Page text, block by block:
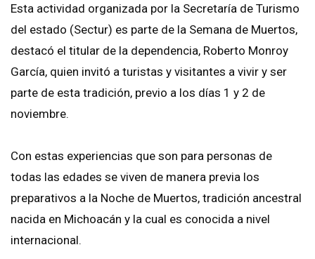
Esta actividad organizada por la Secretaría de Turismo
del estado (Sectur) es parte de la Semana de Muertos,
destacó el titular de la dependencia, Roberto Monroy
García, quien invitó a turistas y visitantes a vivir y ser
parte de esta tradición, previo a los días 1 y 2 de
noviembre.
Con estas experiencias que son para personas de
todas las edades se viven de manera previa los
preparativos a la Noche de Muertos, tradición ancestral
nacida en Michoacán y la cual es conocida a nivel
internacional.